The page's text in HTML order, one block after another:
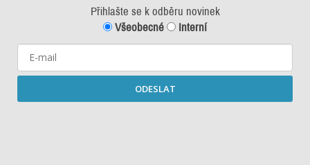
Přihlašte se k odběru novinek
Všeobecné
Interní
ODESLAT